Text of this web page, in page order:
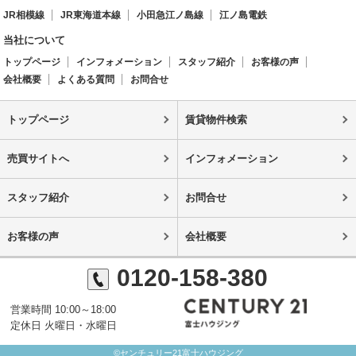
JR相模線 JR東海道本線 小田急江ノ島線 江ノ島電鉄
当社について
トップページ インフォメーション スタッフ紹介
お客様の声
会社概要
よくある質問 お問合せ
トップページ 賃貸物件検索
売買サイトへ インフォメーション
スタッフ紹介 お問合せ
お客様の声 会社概要
0120-158-380
営業時間 10:00～18:00
定休日 火曜日・水曜日
©センチュリー21富士ハウジング